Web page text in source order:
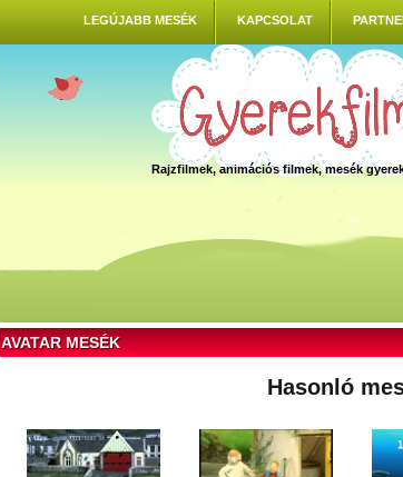
LEGÚJABB MESÉK KAPCSOLAT
Rajzfilmek, animációs filmek, mesék
AVATAR MESÉK
Hasonló